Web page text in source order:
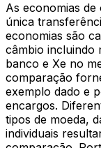
As economias
única
economias são
câmbio incluindo
banco e Xe no
comparação
exemplo dado e
encargos.
tipos de moeda,
individuais